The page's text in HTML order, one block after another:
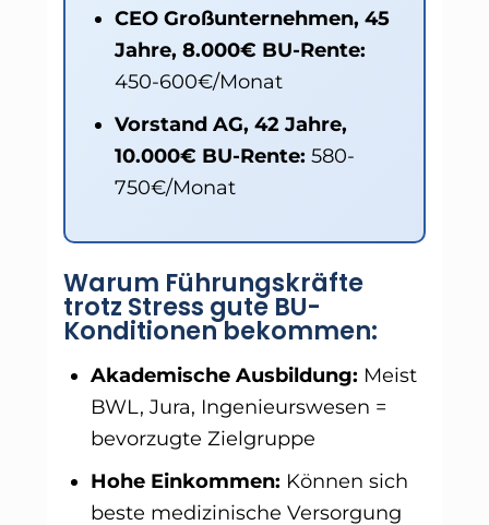
CEO Großunternehmen, 45
Jahre, 8.000€ BU-Rente:
450-600€/Monat
Vorstand AG, 42 Jahre,
10.000€ BU-Rente: 580-
750€/Monat
Warum Führungskräfte
trotz Stress gute BU-
Konditionen bekommen:
Akademische Ausbildung: Meist
BWL, Jura, Ingenieurswesen =
bevorzugte Zielgruppe
Hohe Einkommen: Können sich
beste medizinische Versorgung